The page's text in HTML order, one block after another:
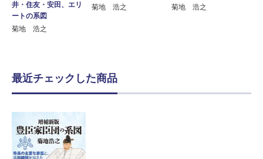
井・住友・安田、エリ
ートの系図
菊地 浩之
菊地 浩之
菊地 浩之
最近チェックした商品